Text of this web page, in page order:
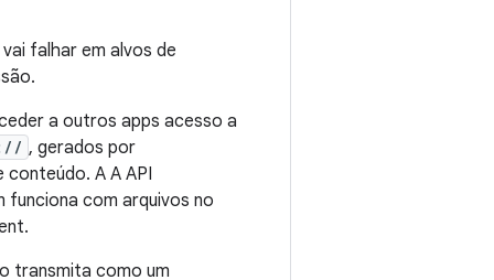
vai falhar em alvos de
a outros apps acesso a
, gerados por
A A API
funciona com arquivos no
transmita como um